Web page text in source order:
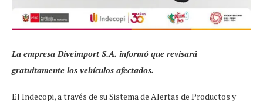
La empresa Diveimport S.A. informó que revisará
gratuitamente los vehículos afectados.
El Indecopi, a través de su Sistema de Alertas de Productos y